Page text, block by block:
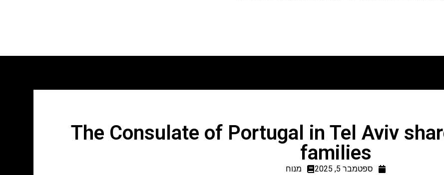
The Consulate of Portugal in Tel Aviv
families
ספטמבר 5, 2025
מנוח